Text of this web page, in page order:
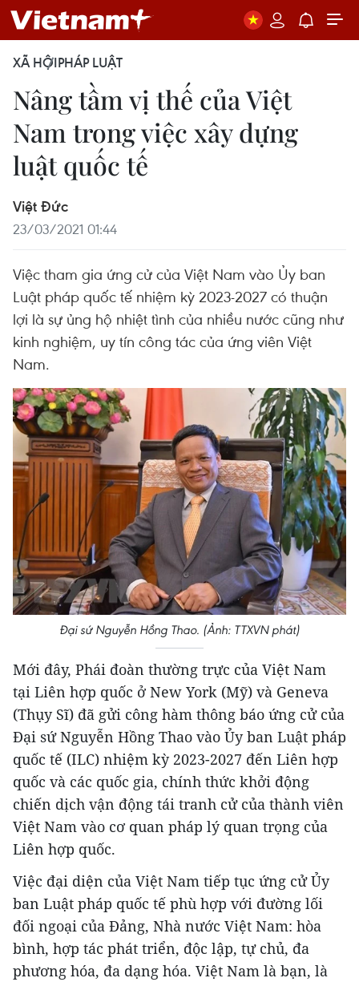
XÃ HỘIPHÁP LUẬT
Nâng tầm vị thế của Việt
Nam trong việc xây dựng
luật quốc tế
Việt Đức
23/03/2021 01:44
Việc tham gia ứng cử của Việt Nam vào Ủy ban
Luật pháp quốc tế nhiệm kỳ 2023-2027 có thuận
lợi là sự ủng hộ nhiệt tình của nhiều nước cũng như
kinh nghiệm, uy tín công tác của ứng viên Việt
Nam.
Đại sứ Nguyễn Hồng Thao. (Ảnh: TTXVN phát)
Mới đây, Phái đoàn thường trực của Việt Nam
tại Liên hợp quốc ở New York (Mỹ) và Geneva
(Thụy Sĩ) đã gửi công hàm thông báo ứng cử của
Đại sứ Nguyễn Hồng Thao vào Ủy ban Luật pháp
quốc tế (ILC) nhiệm kỳ 2023-2027 đến Liên hợp
quốc và các quốc gia, chính thức khởi động
chiến dịch vận động tái tranh cử của thành viên
Việt Nam vào cơ quan pháp lý quan trọng của
Liên hợp quốc.
Việc đại diện của Việt Nam tiếp tục ứng cử Ủy
ban Luật pháp quốc tế phù hợp với đường lối
đối ngoại của Đảng, Nhà nước Việt Nam: hòa
bình, hợp tác phát triển, độc lập, tự chủ, đa
phương hóa, đa dạng hóa. Việt Nam là bạn, là